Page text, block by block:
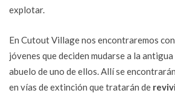
explotar.
En Cutout Village nos encontraremos
jóvenes que deciden mudarse a la
abuelo de uno de ellos. Allí se
en vías de extinción que tratarán de